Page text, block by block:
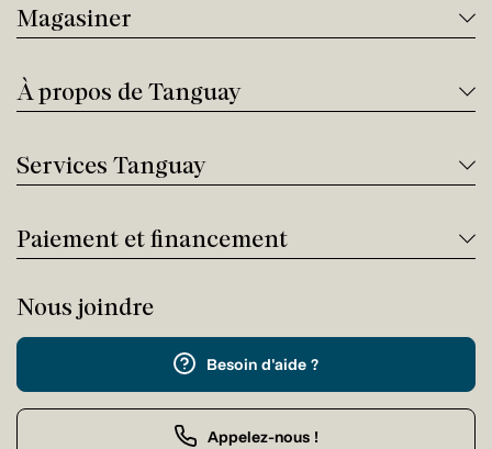
Magasiner
À propos de Tanguay
Services Tanguay
Paiement et financement
Nous joindre
Besoin d'aide ?
Appelez-nous !